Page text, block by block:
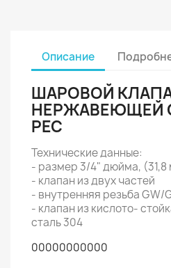
Описание
ШАРОВОЙ
НЕРЖАВЕЮЩЕЙ
PEC
Технические данные:
- размер 3/4" дюйма, (31,8
- клапан из двух частей
- внутренняя резьба GW/
- клапан из кислото-
сталь 304
00000000000